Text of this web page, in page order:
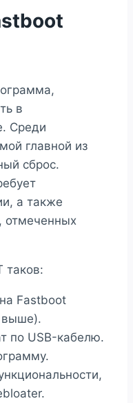
в
Среди
главной из
сброс.
а также
отмеченных
таков:
Fastboot
выше).
по USB-кабелю.